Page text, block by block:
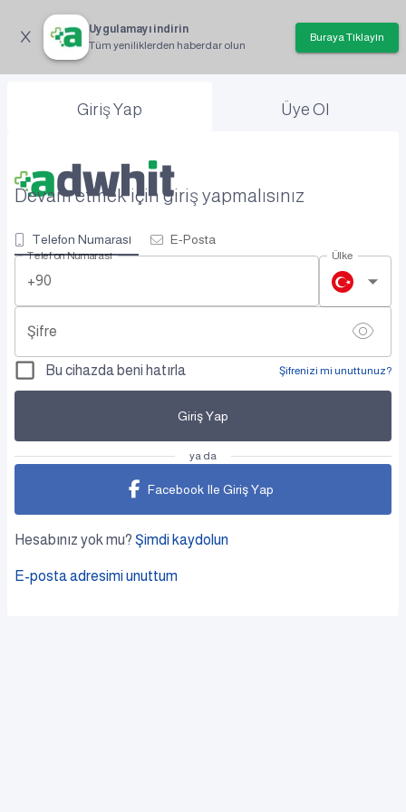
Uygulamayı indirin
Tüm yeniliklerden haberdar olun
Buraya Tıklayın
Giriş Yap Üye Ol
Devam etmek için giriş yapmalısınız
Telefon Numarası E-Posta
Telefon Numarası
+90
Ülke
Şifre
Bu cihazda beni hatırla Şifrenizi mi unuttunuz?
Giriş Yap
ya da
Facebook Ile Giriş Yap
Hesabınız yok mu? Şimdi kaydolun
E-posta adresimi unuttum